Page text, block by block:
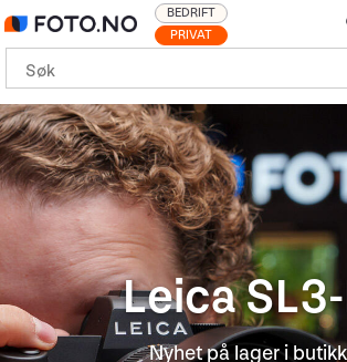
PRIVAT
BEDRIFT
Sony FE
400mm F5.6-